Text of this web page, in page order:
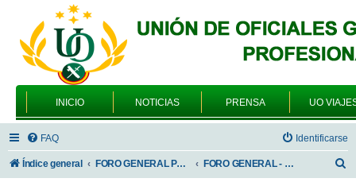
INICIO NOTICIAS PRENSA UO
FAQ Identificarse
Índice general FORO GENERAL PARA TODOS LOS USUARIOS FORO GENERAL - VARIEDADES